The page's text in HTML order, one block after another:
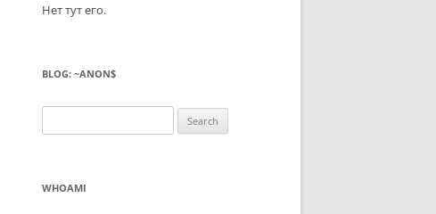
Нет тут его.
BLOG: ~ANON$
for:
WHOAMI